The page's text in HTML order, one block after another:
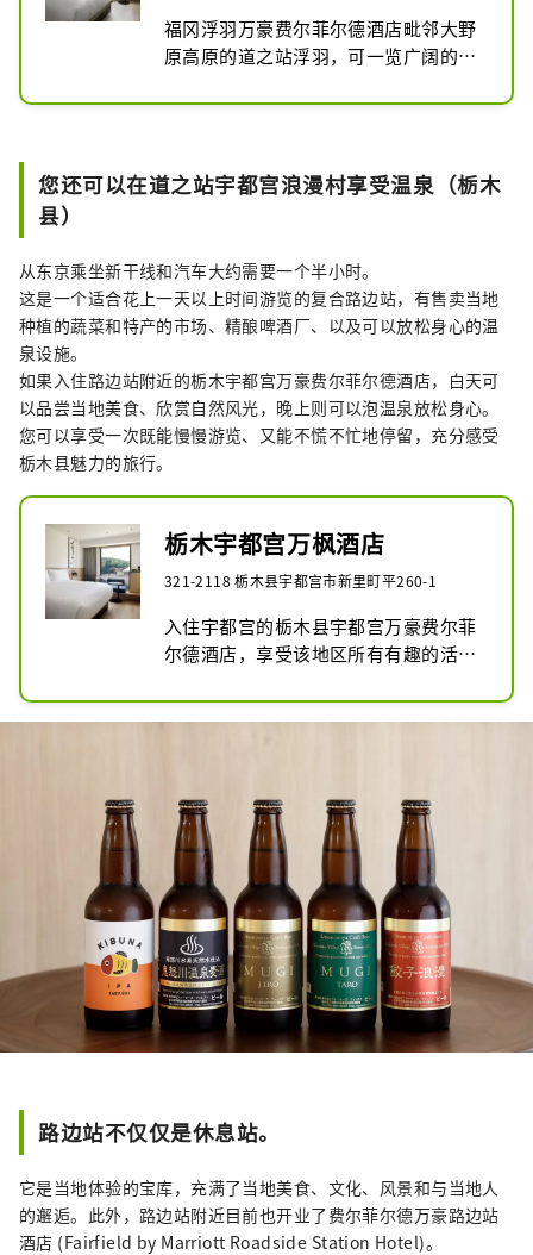
福冈浮羽万豪费尔菲尔德酒店毗邻大野
原高原的道之站浮羽，可一览广阔的筑
因四季皆可享用的多种水果而闻名，也
您还可以在道之站宇都宫浪漫村享受温泉（栃木
县）
从东京乘坐新干线和汽车大约需要一个半小时。
这是一个适合花上一天以上时间游览的复合路边站，有售卖当地
种植的蔬菜和特产的市场、精酿啤酒厂、以及可以放松身心的温
泉设施。
如果入住路边站附近的栃木宇都宫万豪费尔菲尔德酒店，白天可
以品尝当地美食、欣赏自然风光，晚上则可以泡温泉放松身心。
您可以享受一次既能慢慢游览、又能不慌不忙地停留，充分感受
栃木县魅力的旅行。
栃木宇都宫万枫酒店
321-2118 栃木县宇都宫市新里町平260-1
入住宇都宫的栃木县宇都宫万豪费尔菲
尔德酒店，享受该地区所有有趣的活
被古朴田园风光包围的农场公园，在这
及村里酿造的当地啤酒。采摘草莓和制
作草莓甜点也很受欢迎。再往前走一
点，就会发现很多供应当地美食饺子的
餐馆，可以体验比较各个餐馆风味的独
特体验。栃木宇都宫万豪费尔菲尔德酒
店 (Fairfield by Marriott Tochigi
Utsunomiya) 位于宇都宫，是探索栃
木县的理想下榻之地。酒店提供舒适、
宽敞的客房，配有免费无线网络连接，
酒店。
路边站不仅仅是休息站。
它是当地体验的宝库，充满了当地美食、文化、风景和与当地人
的邂逅。此外，路边站附近目前也开业了费尔菲尔德万豪路边站
酒店 (Fairfield by Marriott Roadside Station Hotel)。